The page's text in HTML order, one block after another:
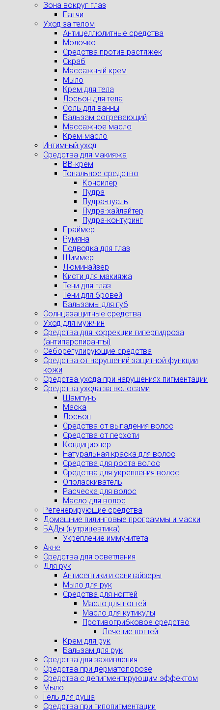
Зона вокруг глаз
Патчи
Уход за телом
Антицеллюлитные средства
Молочко
Средства против растяжек
Скраб
Массажный крем
Мыло
Крем для тела
Лосьон для тела
Соль для ванны
Бальзам согревающий
Массажное масло
Крем-масло
Интимный уход
Средства для макияжа
BB-крем
Тональное средство
Консилер
Пудра
Пудра-вуаль
Пудра-хайлайтер
Пудра-контуринг
Праймер
Румяна
Подводка для глаз
Шиммер
Люминайзер
Кисти для макияжа
Тени для глаз
Тени для бровей
Бальзамы для губ
Солнцезащитные средства
Уход для мужчин
Средства для коррекции гипергидроза
(антиперспиранты)
Себорегулирующие средства
Средства от нарушений защитной функции
кожи
Средства ухода при нарушениях пигментации
Средства ухода за волосами
Шампунь
Маска
Лосьон
Средства от выпадения волос
Средства от перхоти
Кондиционер
Натуральная краска для волос
Средства для роста волос
Средства для укрепления волос
Ополаскиватель
Расческа для волос
Масло для волос
Регенерирующие средства
Домашние пилинговые программы и маски
БАДы (нутрицевтика)
Укрепление иммунитета
Акне
Средства для осветления
Для рук
Антисептики и санитайзеры
Мыло для рук
Средства для ногтей
Масло для ногтей
Масло для кутикулы
Противогрибковое средство
Лечение ногтей
Крем для рук
Бальзам для рук
Средства для заживления
Средства при дерматопорозе
Cредства с депигментирующим эффектом
Мыло
Гель для душа
Средства при гипопигментации